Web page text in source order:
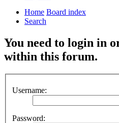
Home Board index
Search
You need to login in
within this forum.
Username:
Password: